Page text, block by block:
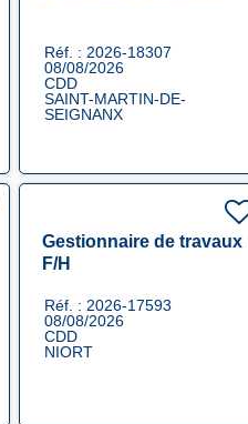
Réf. : 2026-18307
08/08/2026
CDD
SAINT-MARTIN-DE-
SEIGNANX
Gestionnaire de travaux
F/H
Réf. : 2026-17593
08/08/2026
CDD
NIORT